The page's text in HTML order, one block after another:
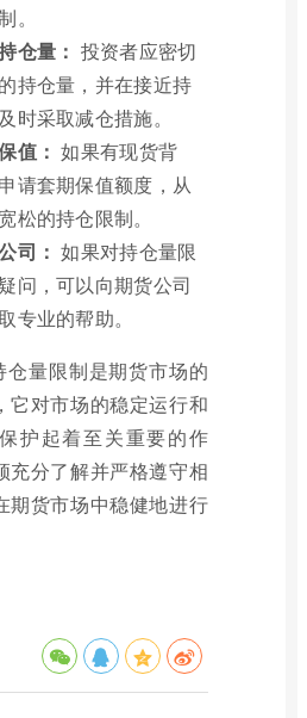
。
仓量： 投资者应密切
持仓量，并在接近持
时采取减仓措施。
值： 如果有现货背
请套期保值额度，从
松的持仓限制。
司： 如果对持仓量限
问，可以向期货公司
专业的帮助。
仓量限制是期货市场的
它对市场的稳定运行和
护起着至关重要的作
充分了解并严格遵守相
期货市场中稳健地进行